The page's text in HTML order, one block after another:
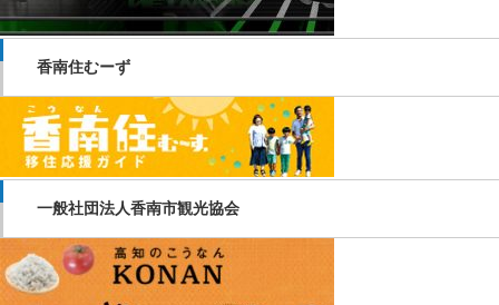
香南住むーず
一般社団法人香南市観光協会